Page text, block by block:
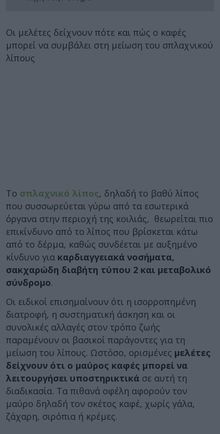
Οι μελέτες δείχνουν πότε και πώς ο καφές
μπορεί να συμβάλει στη μείωση του σπλαχνικού
λίπους
Το σπλαχνικό λίπος, δηλαδή το βαθύ λίπος
που συσσωρεύεται γύρω από τα εσωτερικά
όργανα στην περιοχή της κοιλιάς, θεωρείται πιο
επικίνδυνο από το λίπος που βρίσκεται κάτω
από το δέρμα, καθώς συνδέεται με αυξημένο
κίνδυνο για καρδιαγγειακά νοσήματα,
σακχαρώδη διαβήτη τύπου 2 και μεταβολικό
σύνδρομο.
Οι ειδικοί επισημαίνουν ότι η ισορροπημένη
διατροφή, η συστηματική άσκηση και οι
συνολικές αλλαγές στον τρόπο ζωής
παραμένουν οι βασικοί παράγοντες για τη
μείωση του λίπους. Ωστόσο, ορισμένες μελέτες
δείχνουν ότι ο μαύρος καφές μπορεί να
λειτουργήσει υποστηρικτικά σε αυτή τη
διαδικασία. Τα πιθανά οφέλη αφορούν τον
μαύρο δηλαδή τον σκέτος καφέ, χωρίς γάλα,
ζάχαρη, σιρόπια ή κρέμες.